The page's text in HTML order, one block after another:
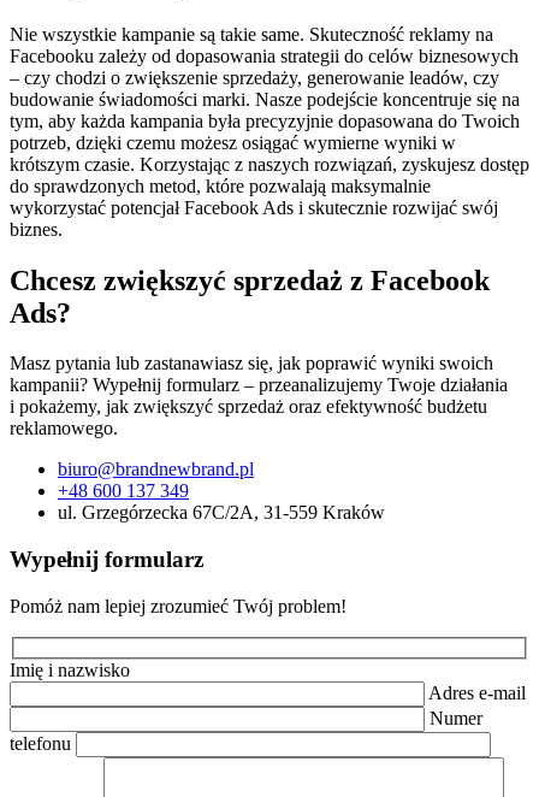
Nie wszystkie kampanie są takie same. Skuteczność reklamy na
Facebooku zależy od dopasowania strategii do celów biznesowych
– czy chodzi o zwiększenie sprzedaży, generowanie leadów, czy
budowanie świadomości marki. Nasze podejście koncentruje się na
tym, aby każda kampania była precyzyjnie dopasowana do Twoich
potrzeb, dzięki czemu możesz osiągać wymierne wyniki w
krótszym czasie. Korzystając z naszych rozwiązań, zyskujesz dostęp
do sprawdzonych metod, które pozwalają maksymalnie
wykorzystać potencjał Facebook Ads i skutecznie rozwijać swój
biznes.
Chcesz zwiększyć sprzedaż z Facebook
Ads?
Masz pytania lub zastanawiasz się, jak poprawić wyniki swoich
kampanii? Wypełnij formularz – przeanalizujemy Twoje działania
i pokażemy, jak zwiększyć sprzedaż oraz efektywność budżetu
reklamowego.
biuro@brandnewbrand.pl
+48 600 137 349
ul. Grzegórzecka 67C/2A, 31-559 Kraków
Wypełnij formularz
Pomóż nam lepiej zrozumieć Twój problem!
Imię i nazwisko
Adres e-mail
Numer
telefonu